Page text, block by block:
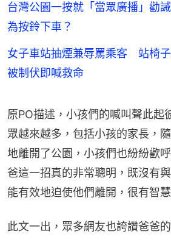
台灣公園一按就「當眾廣播」勸
為按鈴下車？
女子車站抽煙兼辱罵乘客 站椅
被制伏即喊救命
原PO描述，小孩們的喊叫聲此起
眾越來越多，包括小孩的家長，
地離開了公園，小孩們也紛紛歡
爸這一招真的非常聰明，既沒有
能有效地迫使他們離開，很有智慧
此文一出，眾多網友也誇讚爸爸的